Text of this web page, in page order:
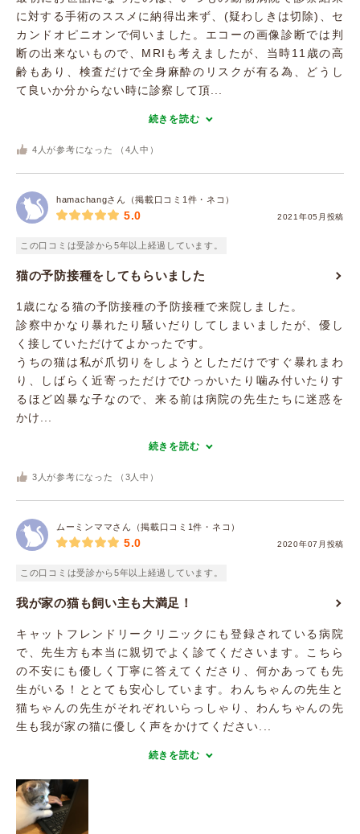
に対する手術のススメに納得出来ず、(疑わしきは切除)、セ
カンドオピニオンで伺いました。エコーの画像診断では判
断の出来ないもので、MRIも考えましたが、当時11歳の高
齢もあり、検査だけで全身麻酔のリスクが有る為、どうし
て良いか分からない時に診察して頂...
続きを読む
4 人が参考になった （ 4 人中）
hamachangさん（掲載口コミ1件・ネコ）
2021年05月投稿
5.0
この口コミは受診から5年以上経過しています。
猫の予防接種をしてもらいました
1歳になる猫の予防接種の予防接種で来院しました。
診察中かなり暴れたり騒いだりしてしまいましたが、優し
く接していただけてよかったです。
うちの猫は私が爪切りをしようとしただけですぐ暴れまわ
り、しばらく近寄っただけでひっかいたり噛み付いたりす
るほど凶暴な子なので、来る前は病院の先生たちに迷惑を
かけ...
続きを読む
3 人が参考になった （ 3 人中）
ムーミンママさん（掲載口コミ1件・ネコ）
2020年07月投稿
5.0
この口コミは受診から5年以上経過しています。
我が家の猫も飼い主も大満足！
キャットフレンドリークリニックにも登録されている病院
で、先生方も本当に親切でよく診てくださいます。こちら
の不安にも優しく丁寧に答えてくださり、何かあっても先
生がいる！ととても安心しています。わんちゃんの先生と
猫ちゃんの先生がそれぞれいらっしゃり、わんちゃんの先
生も我が家の猫に優しく声をかけてください...
続きを読む